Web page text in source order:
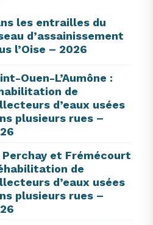
les entrailles du
d’assainissement
l’Oise – 2026
Ouen-L’Aumône :
de
d’eaux usées
plusieurs rues –
Perchay et Frémécourt
de
d’eaux usées
plusieurs rues –